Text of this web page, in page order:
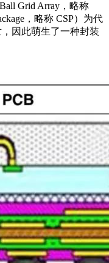
Grid Array，略称
，略称 CSP）为代
因此萌生了一种封装